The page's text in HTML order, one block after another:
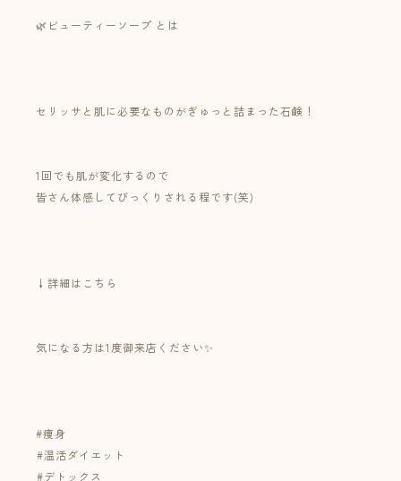
🌿ビューティーソープ とは⁡
セリッサと肌に必要なものがぎゅっと詰まった石鹸！⁡
1回でも肌が変化するので⁡
皆さん体感してびっくりされる程です(笑)⁡
↓詳細はこちら
気になる方は1度御来店ください✨⁡
#痩身
⁡#温活ダイエット
⁡#デトックス